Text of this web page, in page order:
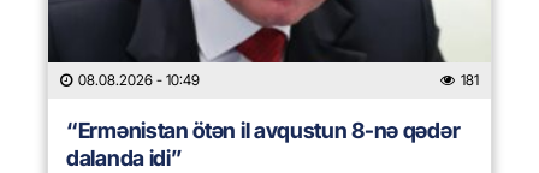
08.08.2026 - 10:49 181
“Ermənistan ötən il avqustun 8-nə qədər
dalanda idi”